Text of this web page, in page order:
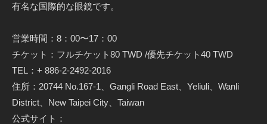
有名な国際的な眼鏡です。
営業時間：8：00〜17：00
チケット：フルチケット80 TWD /優先チケット40 TWD
TEL：+ 886-2-2492-2016
住所：20744 No.167-1、Gangli Road East、Yeliuli、Wanli
District、New Taipei City、Taiwan
公式サイト：